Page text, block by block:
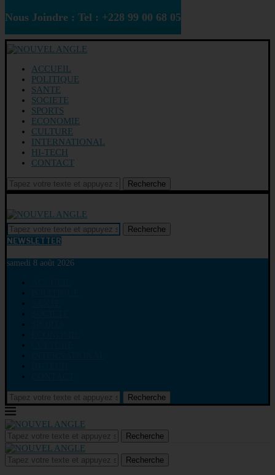
Nous Joindre : Tel : +228 99 00 68 05
ACCUEIL
POLITIQUE
SANTE
SOCIETE
SPORTS
ECONOMIE
CULTURE
INTERNATIONAL
HI-TECH
CONTACT
Recherche
Recherche
NEWSLETTER
samedi 8 août 2026
Recherche
Recherche
Recherche